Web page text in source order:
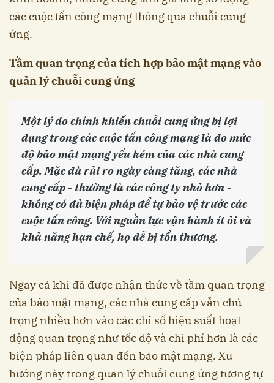
các cuộc tấn công mạng thông qua chuỗi cung
ứng.
Tầm quan trọng của tích hợp bảo mật mạng vào
quản lý chuỗi cung ứng
Một lý do chính khiến chuỗi cung ứng bị lợi
dụng trong các cuộc tấn công mạng là do mức
độ bảo mật mạng yếu kém của các nhà cung
cấp. Mặc dù rủi ro ngày càng tăng, các nhà
cung cấp - thường là các công ty nhỏ hơn -
không có đủ biện pháp để tự bảo vệ trước các
cuộc tấn công. Với nguồn lực vận hành ít ỏi và
khả năng hạn chế, họ dễ bị tổn thương.
Ngay cả khi đã được nhận thức về tầm quan trọng
của bảo mật mạng, các nhà cung cấp vẫn chú
trọng nhiều hơn vào các chỉ số hiệu suất hoạt
động quan trọng như tốc độ và chi phí hơn là các
biện pháp liên quan đến bảo mật mạng. Xu
hướng này trong quản lý chuỗi cung ứng tương tự